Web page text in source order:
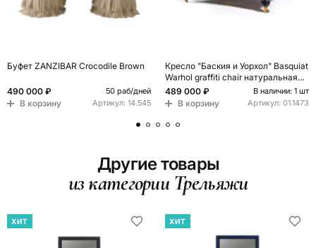
Буфет ZANZIBAR Crocodile Brown
490 000 ₽ 50 раб/дней
В корзину Артикул: 14.545
Кресло "Баския и Уорхол" Basquiat
Warhol graffiti chair натуральная
кожа
489 000 ₽ В наличии: 1 шт
В корзину Артикул: 01.1473
Другие товары
из категории Трельяжи
ХИТ ХИТ